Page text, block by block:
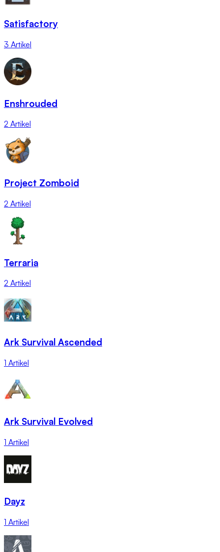
Satisfactory
3 Artikel
Enshrouded
2 Artikel
Project Zomboid
2 Artikel
Terraria
2 Artikel
Ark Survival Ascended
1 Artikel
Ark Survival Evolved
1 Artikel
Dayz
1 Artikel